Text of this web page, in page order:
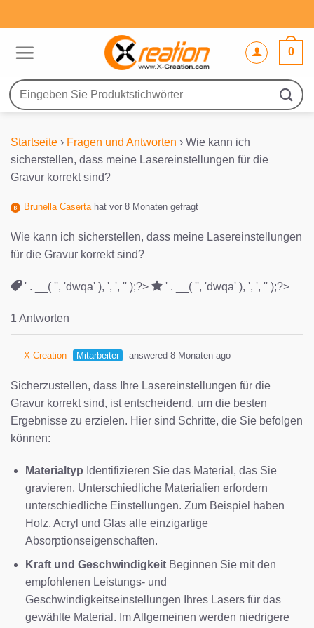
Inhalt
0
Suche
nach:
Startseite › Fragen und Antworten › Wie kann ich
sicherstellen, dass meine Lasereinstellungen für die
Gravur korrekt sind?
Brunella Casertahat vor 8 Monaten gefragt
Wie kann ich sicherstellen, dass meine Lasereinstellungen
für die Gravur korrekt sind?
' . __( '', 'dwqa' ), ', ', '' );?> ' . __( '', 'dwqa' ), ', ', '' );?>
1 Antworten
X-Creation Mitarbeiter answered 8 Monaten ago
Sicherzustellen, dass Ihre Lasereinstellungen für die
Gravur korrekt sind, ist entscheidend, um die besten
Ergebnisse zu erzielen. Hier sind Schritte, die Sie befolgen
können:
Materialtyp Identifizieren Sie das Material, das Sie
gravieren. Unterschiedliche Materialien erfordern
unterschiedliche Einstellungen. Zum Beispiel haben
Holz, Acryl und Glas alle einzigartige
Absorptionseigenschaften.
Kraft und GeschwindigkeitBeginnen Sie mit den
empfohlenen Leistungs- und
Geschwindigkeitseinstellungen Ihres Lasers für das
gewählte Material. Im Allgemeinen werden niedrigere